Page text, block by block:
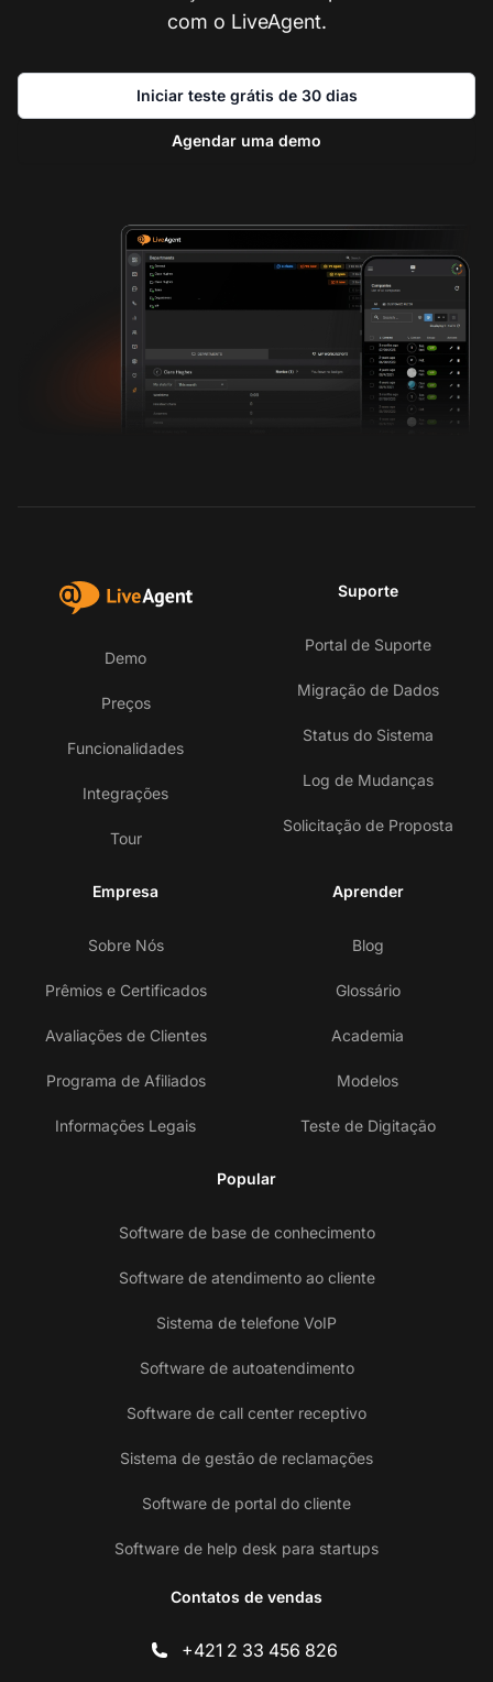
com o LiveAgent.
Iniciar teste grátis de 30 dias
Agendar uma demo
Demo
Preços
Funcionalidades
Integrações
Tour
Suporte
Portal de Suporte
Migração de Dados
Status do Sistema
Log de Mudanças
Solicitação de Proposta
Empresa
Sobre Nós
Prêmios e Certificados
Avaliações de Clientes
Programa de Afiliados
Informações Legais
Aprender
Blog
Glossário
Academia
Modelos
Teste de Digitação
Popular
Software de base de conhecimento
Software de atendimento ao cliente
Sistema de telefone VoIP
Software de autoatendimento
Software de call center receptivo
Sistema de gestão de reclamações
Software de portal do cliente
Software de help desk para startups
Contatos de vendas
+421 2 33 456 826